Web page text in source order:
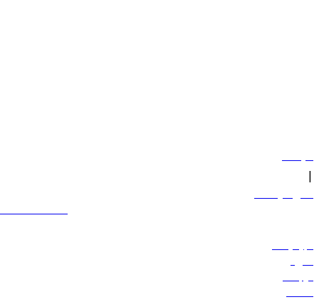
سياساتنا
|
الشروط والأحكام
600 544 445
حجز الرحلات
العروض
الوجهات
الأمتعة